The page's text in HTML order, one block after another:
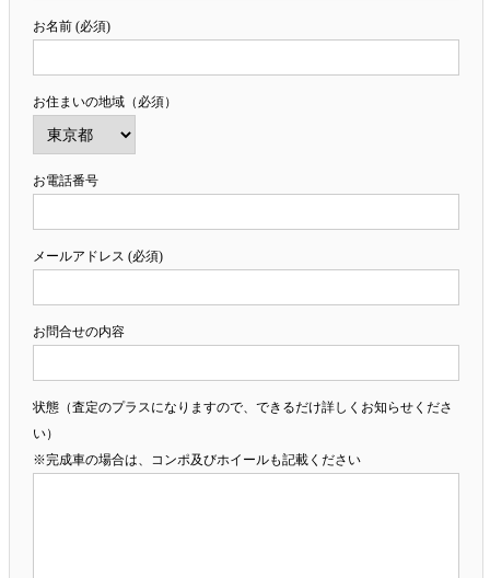
お名前 (必須)
お住まいの地域（必須）
お電話番号
メールアドレス (必須)
お問合せの内容
状態（査定のプラスになりますので、できるだけ詳しくお知らせくださ
い）
※完成車の場合は、コンポ及びホイールも記載ください